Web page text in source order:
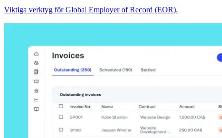
Viktiga verktyg för Global Employer of Record (EOR).​​